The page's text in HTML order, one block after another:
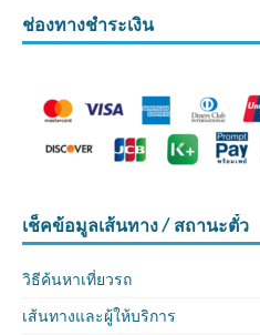
ช่องทางชำระเงิน
เช็คข้อมูลเส้นทาง / สถานะตั๋ว
วิธีค้นหาเที่ยวรถ
เส้นทางและผู้ให้บริการ